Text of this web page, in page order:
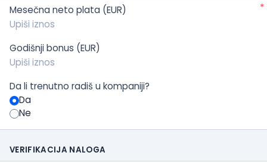
Mesečna neto plata (EUR) *
Godišnji bonus (EUR)
Da li trenutno radiš u kompaniji?
Da
Ne
VERIFIKACIJA NALOGA